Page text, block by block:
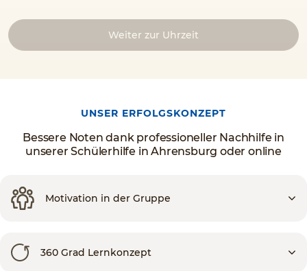
Weiter zur Uhrzeit
UNSER ERFOLGSKONZEPT
Bessere Noten dank professioneller Nachhilfe in
unserer Schülerhilfe in Ahrensburg oder online
Motivation in der Gruppe
360 Grad Lernkonzept